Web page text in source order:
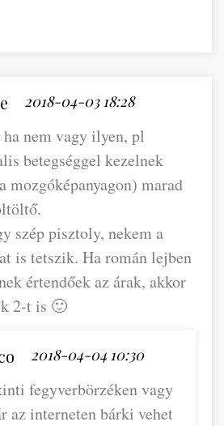
2018-04-03 18:28
ha nem vagy ilyen, pl
betegséggel kezelnek
mozgóképanyagon) marad
szép pisztoly, nekem a
is tetszik. Ha román lejben
értendőek az árak, akkor
2-t is 🙂
2018-04-04 10:30
fegyverbörzéken vagy
az interneten bárki vehet